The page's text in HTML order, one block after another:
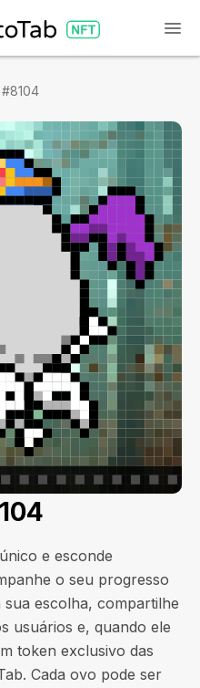
e esconde
o seu progresso
escolha, compartilhe
usuários e, quando ele
token exclusivo das
Cada ovo pode ser